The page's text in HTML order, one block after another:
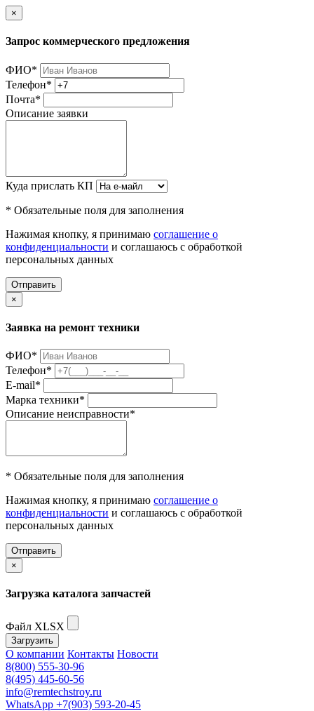
×
Запрос коммерческого предложения
ФИО*
Телефон*
Почта*
Описание заявки
Куда прислать КП
* Обязательные поля для заполнения
Нажимая кнопку, я принимаю соглашение о
конфиденциальности и соглашаюсь с обработкой
персональных данных
Отправить
×
Заявка на ремонт техники
ФИО*
Телефон*
E-mail*
Марка техники*
Описание неисправности*
* Обязательные поля для заполнения
Нажимая кнопку, я принимаю соглашение о
конфиденциальности и соглашаюсь с обработкой
персональных данных
Отправить
×
Загрузка каталога запчастей
Файл XLSX
Загрузить
О компании Контакты Новости
8(800) 555-30-96
8(495) 445-60-56
info@remtechstroy.ru
WhatsApp +7(903) 593-20-45